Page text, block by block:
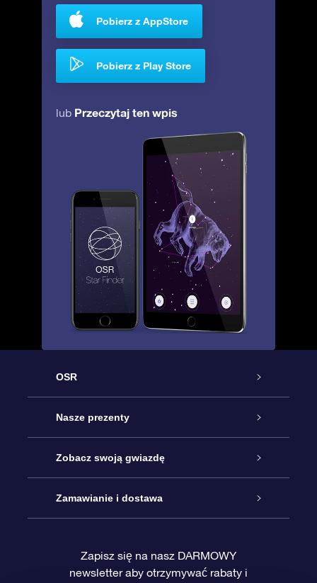
Pobierz z AppStore
Pobierz z Play Store
lub Przeczytaj ten wpis
OSR
Obsługa
Kontakt
Blog
Recenzje
Nasze prezenty
Podarunek Gwiazda Online
Pakiet Podarunkowy OSR
Karta podarunkowa OSR
Zobacz swoją gwiazdę
Rejestr Gwiazd
Sprsonalizowana Strona Gwiazdy
Zamawianie i dostawa
Metody płatności
Zapisz się na nasz DARMOWY
newsletter aby otrzymywać rabaty i